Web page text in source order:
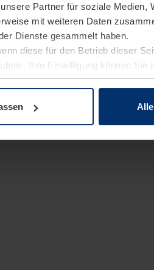
Partner für soziale Medien,
mit weiteren Daten
Dienste gesammelt haben.
diese für den Betrieb dieser
Ihre Einwilligung können Sie
ändern oder widerrufen.